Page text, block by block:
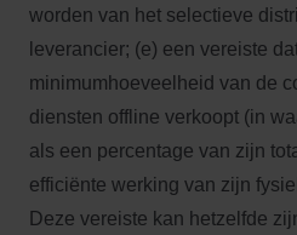
worden van het selectieve
leverancier; (e) een vereiste
minimumhoeveelheid van de
diensten offline verkoopt (in
als een percentage van zijn
efficiënte werking van zijn
Deze vereiste kan hetzelfde